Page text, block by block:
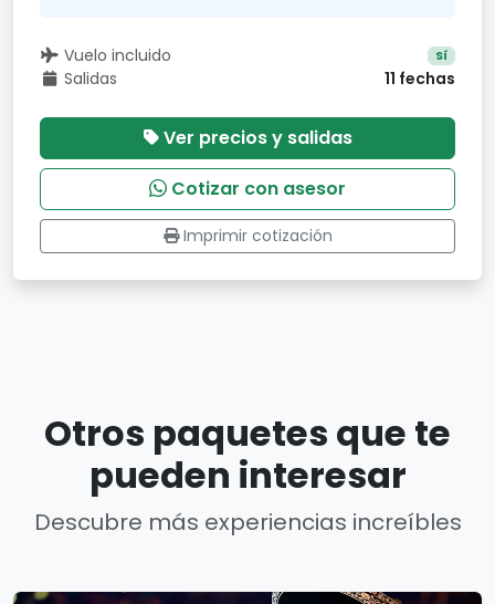
Vuelo incluido Sí
Salidas 11 fechas
Ver precios y salidas
Cotizar con asesor
Imprimir cotización
Otros paquetes que te
pueden interesar
Descubre más experiencias increíbles